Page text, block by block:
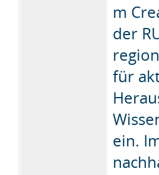
m
der
für
ein.